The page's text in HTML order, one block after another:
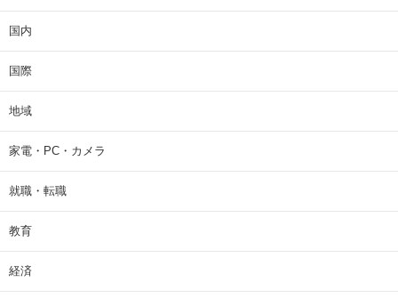
国内
国際
地域
家電・PC・カメラ
就職・転職
教育
経済